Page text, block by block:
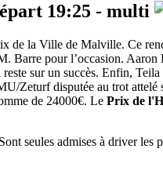
19:25 - multi
de la Ville de Malville. Ce
Barre pour l’occasion.
sur un succès. Enfin,
Zeturf disputée au trot attelé
de 24000€. Le Prix de
seules admises à driver